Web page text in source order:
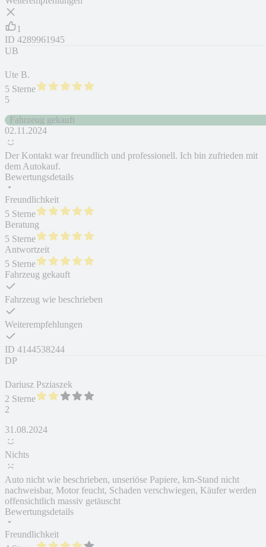
1
ID 4289961945
UB
Ute B.
5 Sterne
5
Fahrzeug gekauft
02.11.2024
Der Kontakt war freundlich und professionell. Ich bin zufrieden mit
dem Autokauf.
Bewertungsdetails
Freundlichkeit
5 Sterne
Beratung
5 Sterne
Antwortzeit
5 Sterne
Fahrzeug gekauft
Fahrzeug wie beschrieben
Weiterempfehlungen
ID 4144538244
DP
Dariusz Psziaszek
2 Sterne
2
31.08.2024
Nichts
Auto nicht wie beschrieben, unseriöse Papiere, km-Stand nicht
nachweisbar, Motor feucht, Schaden verschwiegen, Käufer werden
offensichtlich massiv getäuscht
Bewertungsdetails
Freundlichkeit